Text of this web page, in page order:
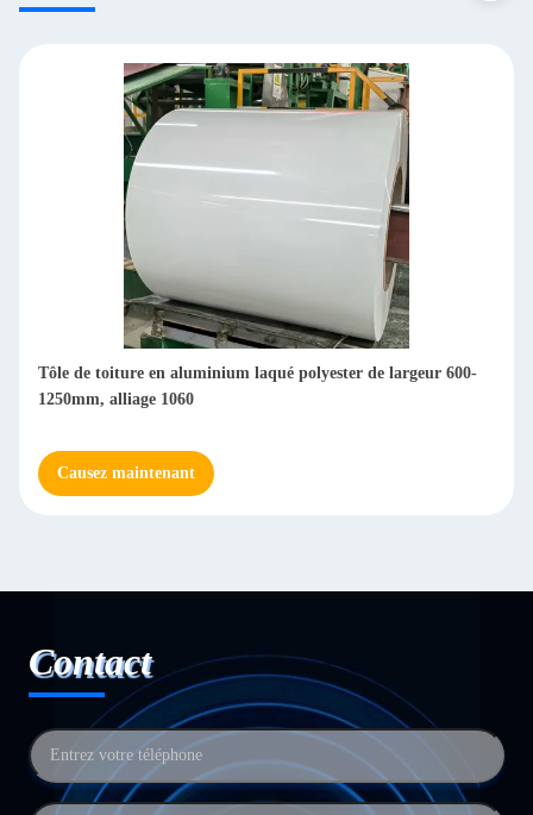
Tôle de toiture en aluminium laqué polyester de largeur 600-
1250mm, alliage 1060
Causez maintenant
Contact